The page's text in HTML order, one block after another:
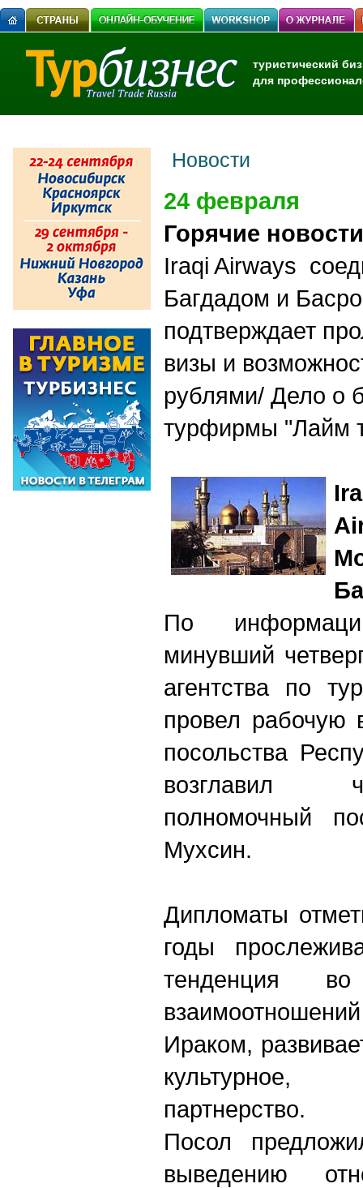
туристический
для
Новости
24 февраля
Горячие новости
Iraqi Airways
Багдадом и
подтверждает
визы и
рублями/ Дело о
турфирмы "Лайм
По
минувший
агентства по
провел рабочую
посольства
возглавил
полномочный
Мухсин.
Дипломаты
годы
тенденция
Ираком,
культурное,
партнерство.
Посол
выведению